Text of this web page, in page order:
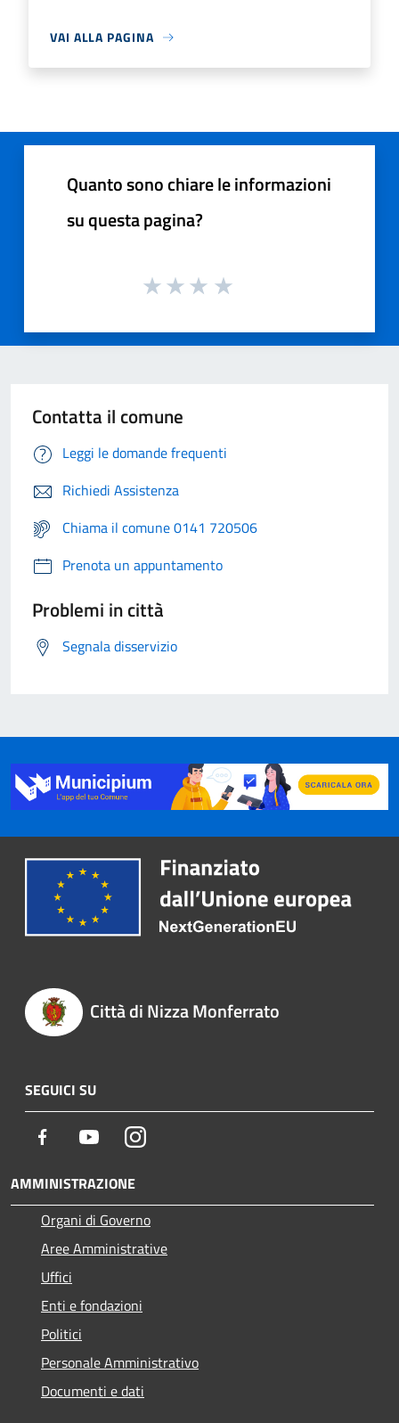
VAI ALLA PAGINA
Quanto sono chiare le informazioni
su questa pagina?
Contatta il comune
Leggi le domande frequenti
Richiedi Assistenza
Chiama il comune 0141 720506
Prenota un appuntamento
Problemi in città
Segnala disservizio
Città di Nizza Monferrato
SEGUICI SU
Facebook YoutubeInstagram
AMMINISTRAZIONE
Organi di Governo
Aree Amministrative
Uffici
Enti e fondazioni
Politici
Personale Amministrativo
Documenti e dati